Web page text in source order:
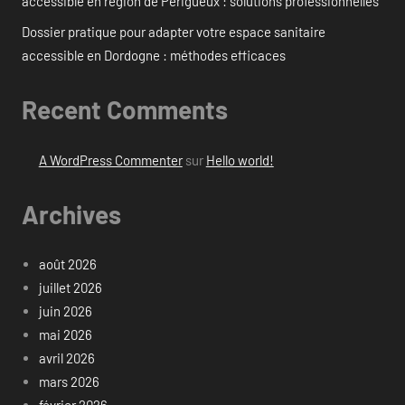
Dossier pratique pour adapter votre espace sanitaire
accessible en Dordogne : méthodes efficaces
Recent Comments
A WordPress Commentersur Hello world!
Archives
août 2026
juillet 2026
juin 2026
mai 2026
avril 2026
mars 2026